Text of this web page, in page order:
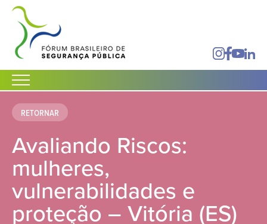
RETORNAR
Avaliando Riscos:
mulheres,
vulnerabilidades e
proteção – Vitória (ES)